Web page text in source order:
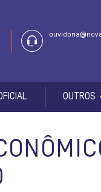
OUTROS